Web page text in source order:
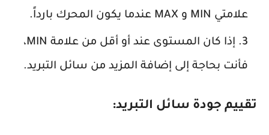
علامتي MIN و MAX عندما يكون المحرك بارداً.
إذا كان المستوى عند أو أقل من علامة MIN،
فأنت بحاجة إلى إضافة المزيد من سائل التبريد.
تقييم جودة سائل التبريد: